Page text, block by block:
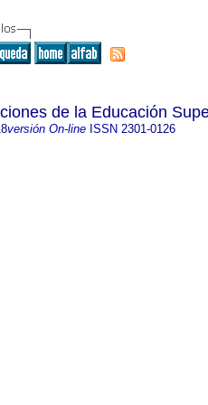
de la Educación
versión On-line ISSN 2301-0126